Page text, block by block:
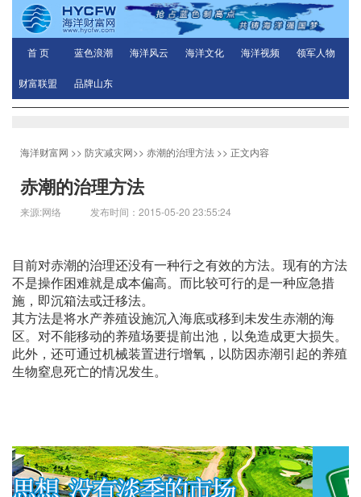
首 页 蓝色浪潮 海洋风云 海洋文化 海洋视频 领军人物
财富联盟 品牌山东
海洋财富网 >> 防灾减灾网>> 赤潮的治理方法 >> 正文内容
赤潮的治理方法
来源:网络 发布时间：2015-05-20 23:55:24
目前对赤潮的治理还没有一种行之有效的方法。现有的方法
不是操作困难就是成本偏高。而比较可行的是一种应急措
施，即沉箱法或迁移法。
其方法是将水产养殖设施沉入海底或移到未发生赤潮的海
区。对不能移动的养殖场要提前出池，以免造成更大损失。
此外，还可通过机械装置进行增氧，以防因赤潮引起的养殖
生物窒息死亡的情况发生。